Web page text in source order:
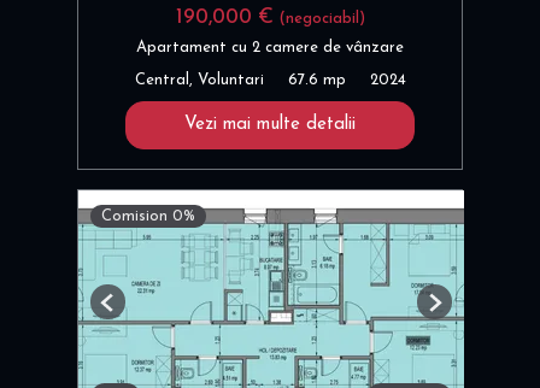
190,000 € (negociabil)
Apartament cu 2 camere de vânzare
Central, Voluntari 67.6 mp 2024
Vezi mai multe detalii
Comision 0%
Previous Next